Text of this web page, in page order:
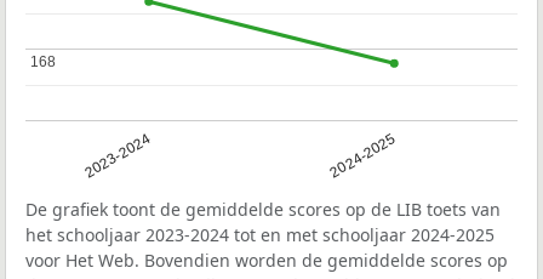
2023-2024 2024-2025
168
168
De grafiek toont de gemiddelde scores op de LIB toets van
het schooljaar 2023-2024 tot en met schooljaar 2024-2025
voor Het Web. Bovendien worden de gemiddelde scores op